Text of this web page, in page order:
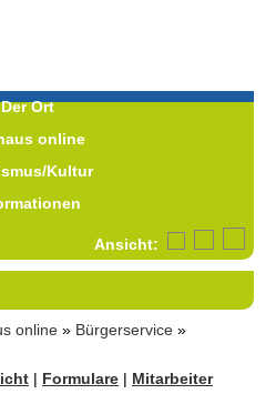
Der Ort
online
Kultur
Ansicht:
online » Bürgerservice »
| Formulare | Mitarbeiter